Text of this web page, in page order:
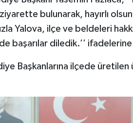
ziyarette bulunarak, hayırlı
Yalova, ilçe ve beldeleri
başarılar diledik.’’
Başkanlarına ilçede